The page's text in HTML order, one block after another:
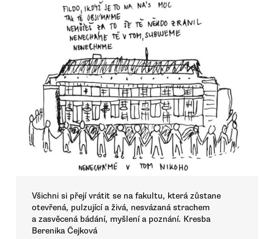
Všichni si přejí vrátit se na fakultu, která zůstane
otevřená, pulzující a živá, nesvázaná strachem
a zasvěcená bádání, myšlení a poznání. Kresba
Berenika Čejková